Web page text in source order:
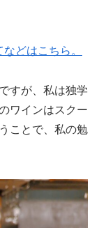
どはこちら。
すが、私は独学
ワインはスクー
ことで、私の勉